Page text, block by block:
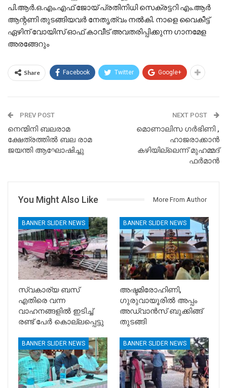
പി.ആർ.ഒ.എം.എഫ് ജോയ് പ്രതിനിധി സെക്രട്ടറി എം.ആർ
ആന്റണി തുടങ്ങിയവർ നേതൃത്വം നൽകി. നാളെ വൈകീട്ട്
ഏഴിന് വോയിസ് ഓഫ് കാവീട് അവതരിപ്പിക്കുന്ന ഗാനമേള
അരങ്ങേറും
Share Facebook Twitter Google+
PREV POST
നെന്മിനി ബലരാമ
ക്ഷേത്രത്തിൽ ബല രാമ
ജയന്തി ആഘോഷിച്ചു
NEXT POST
മൊണാലിസ ഗർഭിണി ,
ഹാജരാക്കാൻ
കഴിയില്ലെന്ന് മുഹമ്മദ്
ഫർമാൻ
You Might Also Like More From Author
BANNER SLIDER NEWS
സ്വകാര്യ ബസ്
എതിരെ വന്ന
വാഹനങ്ങളിൽ ഇടിച്ച്
രണ്ട് പേർ കൊല്ലപ്പെട്ടു
BANNER SLIDER NEWS
അഷ്ടമിരോഹിണി,
ഗുരുവായൂരിൽ അപ്പം
അഡ്വാൻസ് ബുക്കിങ്ങ്
തുടങ്ങി
BANNER SLIDER NEWS BANNER SLIDER NEWS